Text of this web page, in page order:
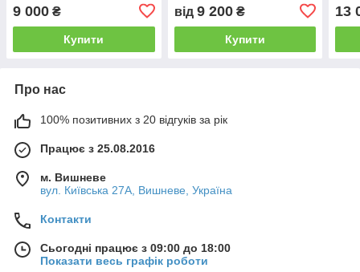
9 000 ₴
Купити
від 9 200₴
Купити
13
Про нас
100% позитивних з 20 відгуків за рік
Працює з 25.08.2016
м. Вишневе
вул. Київська 27А, Вишневе, Україна
Контакти
Сьогодні працює з 09:00 до 18:00
Показати весь графік роботи